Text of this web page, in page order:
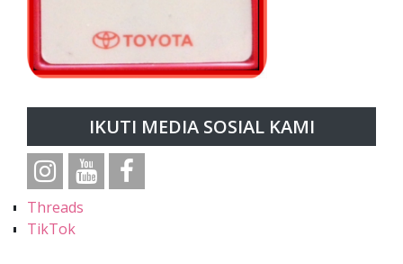
IKUTI MEDIA SOSIAL KAMI
Threads
TikTok